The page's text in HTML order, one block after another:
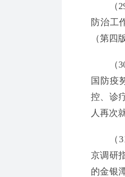
（29
防治工
（第四
（30
国防疫
控、诊
人再次
（31
京调研
的金银